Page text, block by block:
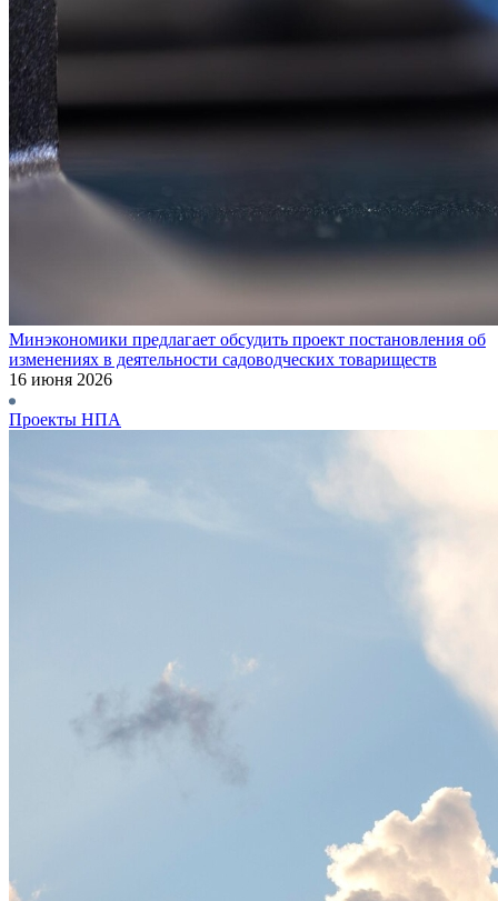
Минэкономики предлагает обсудить проект постановления об
изменениях в деятельности садоводческих товариществ
16 июня 2026
Проекты НПА